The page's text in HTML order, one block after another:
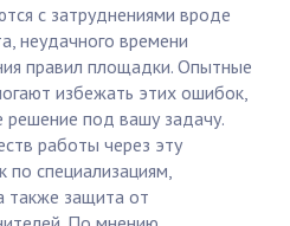
с затруднениями вроде
неудачного времени
правил площадки. Опытные
избежать этих ошибок,
под вашу задачу.
работы через эту
специализациям,
также защита от